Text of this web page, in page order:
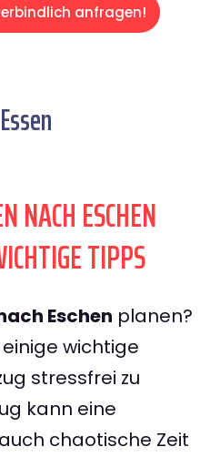
anfragen!
NACH ESCHEN
TIPPS
Eschen planen?
wichtige
stressfrei zu
kann eine
chaotische Zeit